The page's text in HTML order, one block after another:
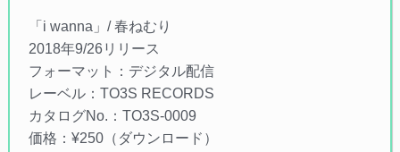
「i wanna」/ 春ねむり
2018年9/26リリース
フォーマット：デジタル配信
レーベル：TO3S RECORDS
カタログNo.：TO3S-0009
価格：¥250（ダウンロード）